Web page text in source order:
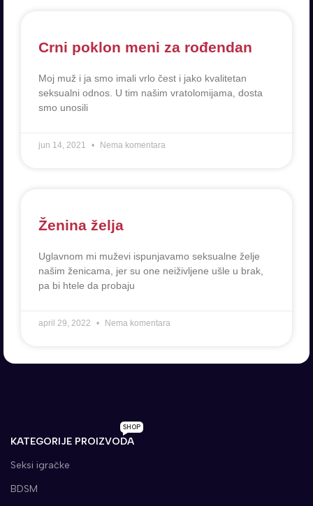
Crni poklon meni za rođendan
Moj muž i ja smo imali vrlo čest i jako kvalitetan
seksualni odnos. U tim našim vratolomijama, dosta
smo unosili
jun 14, 2021 Nema komentara
Ženina želja
Uglavnom mi muževi ispunjavamo seksualne želje
našim ženicama, jer su one neiživljene ušle u brak,
pa bi htele da probaju
april 29, 2022 Nema komentara
KATEGORIJE PROIZVODA
SHOP
Seksi igračke
BDSM